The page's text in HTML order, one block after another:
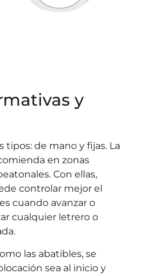
y
tipos: de mano y fijas. La
en zonas
Con ellas,
controlar mejor el
cuando avanzar o
cualquier letrero o
las abatibles, se
sea al inicio y